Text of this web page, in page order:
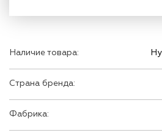
Наличие товара:
Страна бренда:
Фабрика: